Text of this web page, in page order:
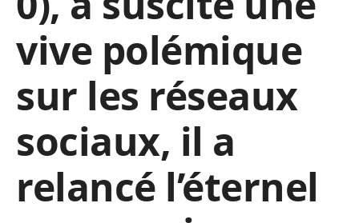
vive polémique
sur les réseaux
sociaux, il a
relancé l’éternel